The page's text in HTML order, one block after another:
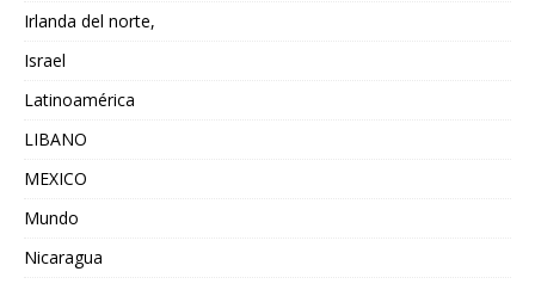
Irlanda del norte,
Israel
Latinoamérica
LIBANO
MEXICO
Mundo
Nicaragua